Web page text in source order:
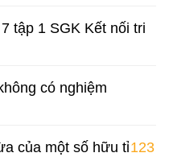
tập 1 SGK Kết nối tri
có nghiệm
của một số hữu tỉ123